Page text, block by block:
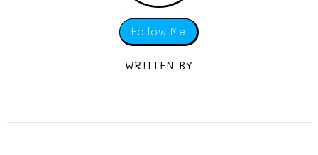
Follow Me
WRITTEN BY